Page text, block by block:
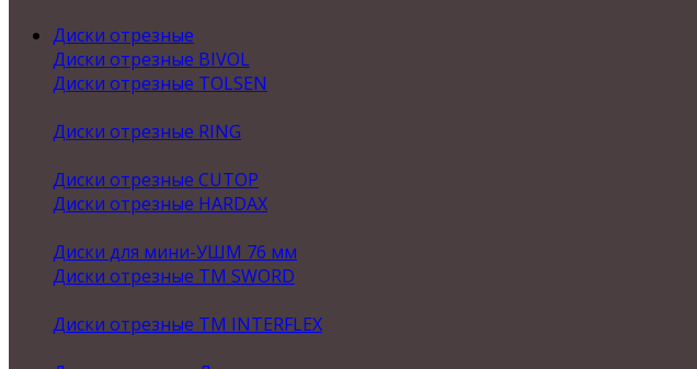
Диски отрезные
Диски отрезные BIVOL
Диски отрезные TOLSEN
Диски отрезные RING
Диски отрезные CUTOP
Диски отрезные HARDAX
Диски для мини-УШМ 76 мм
Диски отрезные ТМ SWORD
Диски отрезные ТМ INTERFLEX